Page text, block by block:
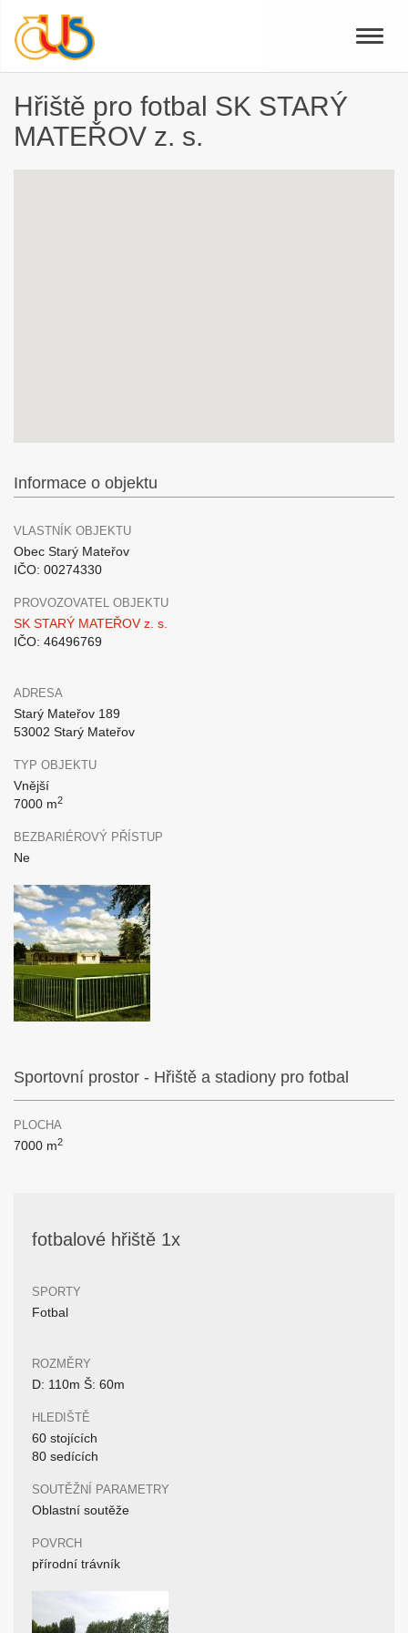
Toggle
Hřiště pro fotbal SK STARÝ
MATEŘOV z. s.
Informace o objektu
VLASTNÍK OBJEKTU
Obec Starý Mateřov
IČO: 00274330
PROVOZOVATEL OBJEKTU
SK STARÝ MATEŘOV z. s.
IČO: 46496769
ADRESA
Starý Mateřov 189
53002 Starý Mateřov
TYP OBJEKTU
Vnější
7000 m2
BEZBARIÉROVÝ PŘÍSTUP
Ne
Sportovní prostor - Hřiště a stadiony pro fotbal
PLOCHA
7000 m2
fotbalové hřiště 1x
SPORTY
Fotbal
ROZMĚRY
D: 110m Š: 60m
HLEDIŠTĚ
60 stojících
80 sedících
SOUTĚŽNÍ PARAMETRY
Oblastní soutěže
POVRCH
přírodní trávník